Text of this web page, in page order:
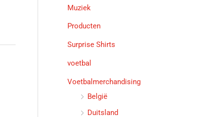
Muziek
Producten
Surprise Shirts
voetbal
Voetbalmerchandising
België
Duitsland